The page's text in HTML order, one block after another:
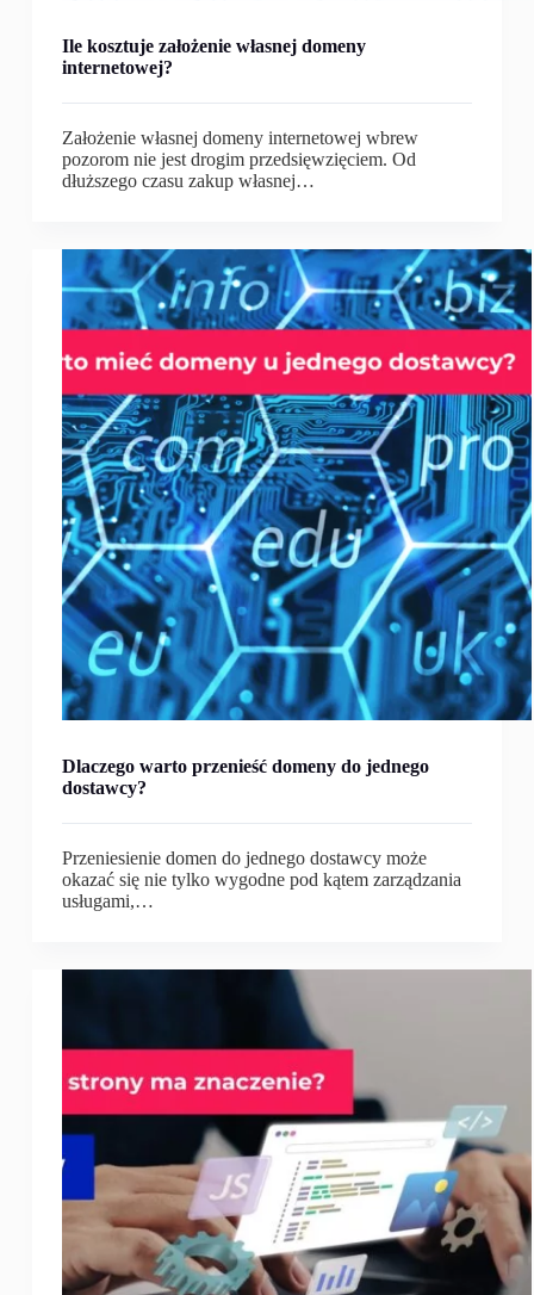
Ile kosztuje założenie własnej domeny
internetowej?
Założenie własnej domeny internetowej wbrew
pozorom nie jest drogim przedsięwzięciem. Od
dłuższego czasu zakup własnej…
Dlaczego warto przenieść domeny do jednego
dostawcy?
Przeniesienie domen do jednego dostawcy może
okazać się nie tylko wygodne pod kątem zarządzania
usługami,…